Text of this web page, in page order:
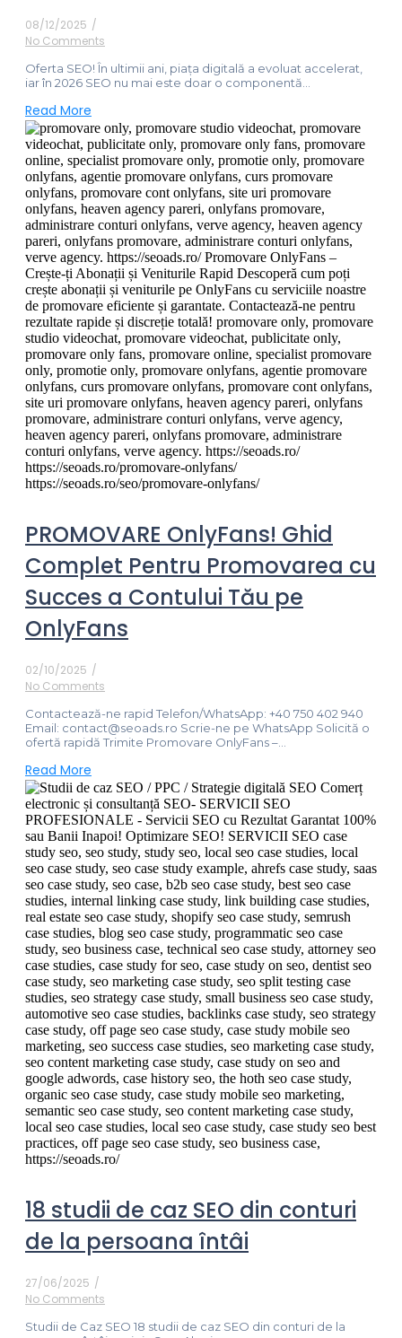
08/12/2025 /
No Comments
Oferta SEO! În ultimii ani, piața digitală a evoluat accelerat,
iar în 2026 SEO nu mai este doar o componentă...
Read More
PROMOVARE OnlyFans! Ghid
Complet Pentru Promovarea cu
Succes a Contului Tău pe
OnlyFans
02/10/2025 /
No Comments
Contactează-ne rapid Telefon/WhatsApp: +40 750 402 940
Email: contact@seoads.ro Scrie-ne pe WhatsApp Solicită o
ofertă rapidă Trimite Promovare OnlyFans –...
Read More
18 studii de caz SEO din conturi
de la persoana întâi
27/06/2025 /
No Comments
Studii de Caz SEO 18 studii de caz SEO din conturi de la